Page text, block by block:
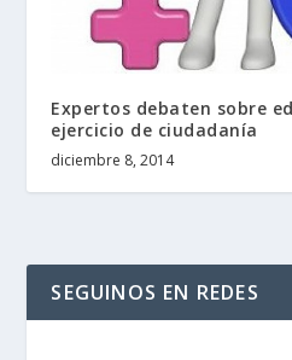
Expertos debaten sobre
ejercicio de ciudadanía
diciembre 8, 2014
SEGUINOS EN REDES